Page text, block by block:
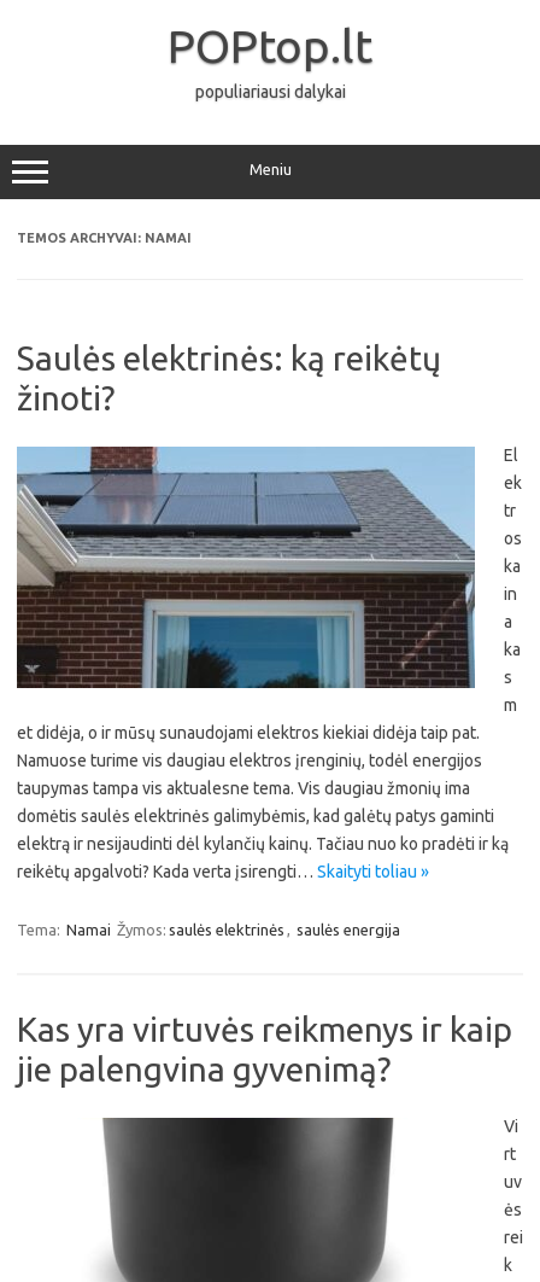
POPtop.lt
populiariausi dalykai
Meniu
TEMOS ARCHYVAI: NAMAI
Saulės elektrinės: ką reikėtų
žinoti?
El
ek
tr
os
ka
in
a
ka
s
m
et didėja, o ir mūsų sunaudojami elektros kiekiai didėja taip pat.
Namuose turime vis daugiau elektros įrenginių, todėl energijos
taupymas tampa vis aktualesne tema. Vis daugiau žmonių ima
domėtis saulės elektrinės galimybėmis, kad galėtų patys gaminti
elektrą ir nesijaudinti dėl kylančių kainų. Tačiau nuo ko pradėti ir ką
reikėtų apgalvoti? Kada verta įsirengti… Skaityti toliau »
Tema: Namai Žymos: saulės elektrinės , saulės energija
Kas yra virtuvės reikmenys ir kaip
jie palengvina gyvenimą?
Vi
rt
uv
ės
rei
k